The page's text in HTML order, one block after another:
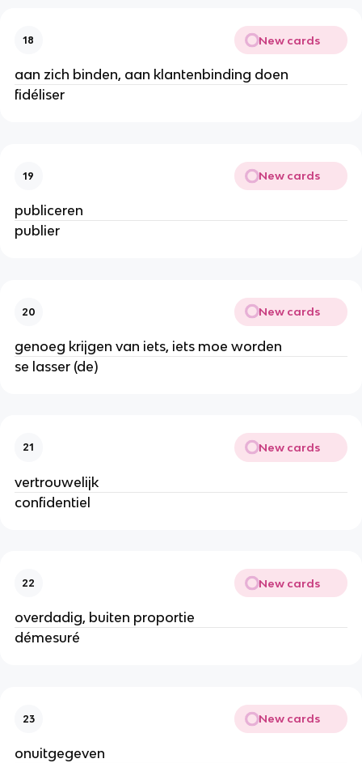
18 New cards
aan zich binden, aan klantenbinding doen
fidéliser
19 New cards
publiceren
publier
20 New cards
genoeg krijgen van iets, iets moe worden
se lasser (de)
21 New cards
vertrouwelijk
confidentiel
22 New cards
overdadig, buiten proportie
démesuré
23 New cards
onuitgegeven